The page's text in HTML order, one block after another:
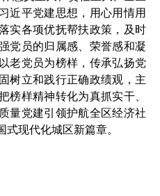
近平党建思想，用心用情用
实各项优抚帮扶政策，及时
党员的归属感、荣誉感和凝
老党员为榜样，传承弘扬党
树立和践行正确政绩观，主
榜样精神转化为真抓实干、
量党建引领护航全区经济社
现代化城区新篇章。